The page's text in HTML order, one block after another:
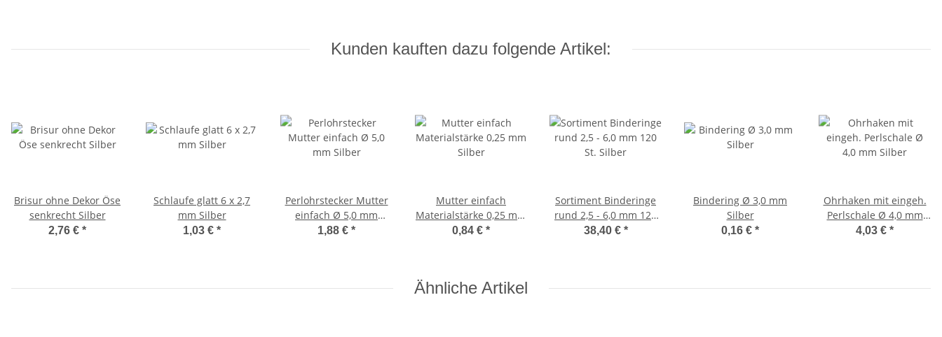
Kunden kauften dazu folgende Artikel:
Brisur ohne Dekor Öse
senkrecht Silber
2,76 € *
Schlaufe glatt 6 x 2,7
mm Silber
1,03 € *
Perlohrstecker Mutter
einfach Ø 5,0 mm
Silber
1,88 € *
Mutter einfach
Materialstärke 0,25 mm
Silber
0,84 € *
Sortiment Binderinge
rund 2,5 - 6,0 mm 120
St. Silber
38,40 € *
Bindering Ø 3,0 mm
Silber
0,16 € *
Ohrhaken mit eingeh.
Perlschale Ø 4,0 mm
Silber
4,03 € *
Ähnliche Artikel